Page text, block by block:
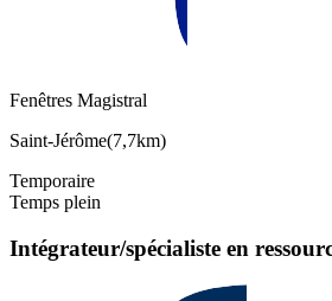
Fenêtres Magistral
Saint-Jérôme(7,7km)
Temporaire
Temps plein
Intégrateur/spécialiste en